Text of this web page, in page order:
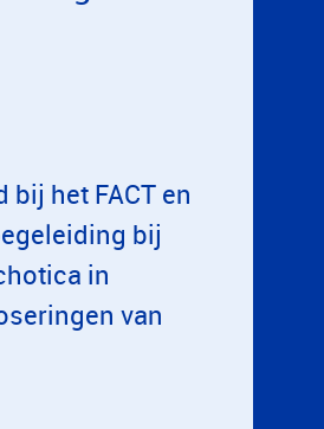
het FACT en
bij
in
van